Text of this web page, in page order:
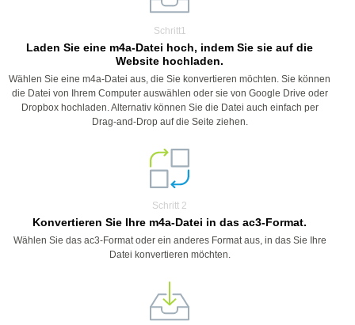
Schritt1
Laden Sie eine m4a-Datei hoch, indem Sie sie auf die
Website hochladen.
Wählen Sie eine m4a-Datei aus, die Sie konvertieren möchten. Sie können
die Datei von Ihrem Computer auswählen oder sie von Google Drive oder
Dropbox hochladen. Alternativ können Sie die Datei auch einfach per
Drag-and-Drop auf die Seite ziehen.
Schritt 2
Konvertieren Sie Ihre m4a-Datei in das ac3-Format.
Wählen Sie das ac3-Format oder ein anderes Format aus, in das Sie Ihre
Datei konvertieren möchten.